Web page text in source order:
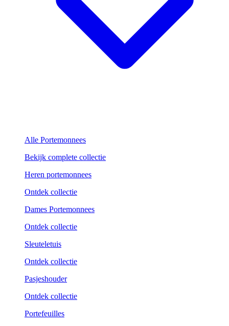
Alle Portemonnees
Bekijk complete collectie
Heren portemonnees
Ontdek collectie
Dames Portemonnees
Ontdek collectie
Sleuteletuis
Ontdek collectie
Pasjeshouder
Ontdek collectie
Portefeuilles